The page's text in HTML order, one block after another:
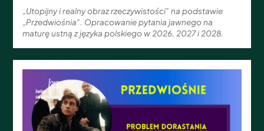
„Utopijny i realny obraz rzeczywistości” na podstawie
„Przedwiośnia”. Opracowanie pytania jawnego na
maturę ustną z języka polskiego w 2026, 2027 i 2028.